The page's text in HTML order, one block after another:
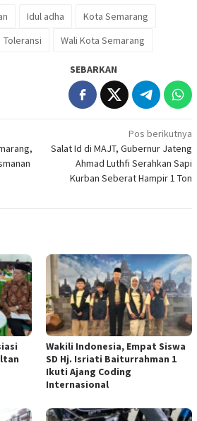
Idul adha
Kota Semarang
Toleransi Wali Kota Semarang
SEBARKAN
Pos berikutnya
Salat Id di MAJT, Gubernur Jateng
Ahmad Luthfi Serahkan Sapi
Kurban Seberat Hampir 1 Ton
Wakili Indonesia, Empat Siswa
SD Hj. Isriati Baiturrahman 1
Ikuti Ajang Coding
Internasional